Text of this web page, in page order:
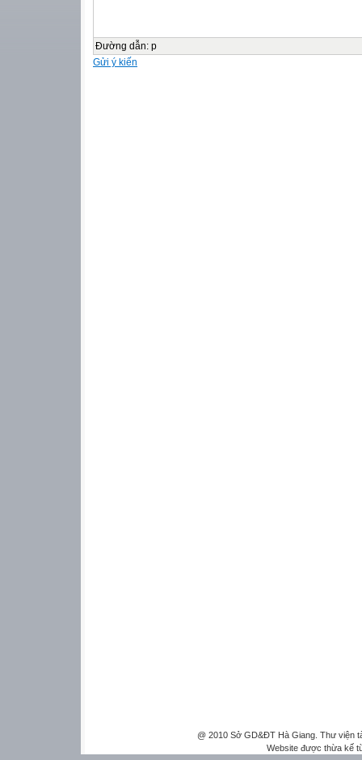
Đường dẫn: p
Gửi ý kiến
@ 2010 Sở GD&ĐT Hà Giang. Thư viện
Website được thừa kế